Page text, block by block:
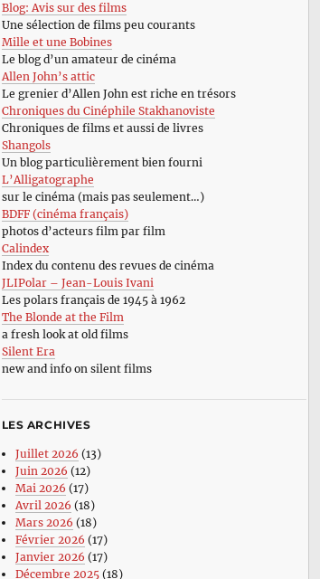
Blog: Avis sur des films
Une sélection de films peu courants
Mille et une Bobines
Le blog d’un amateur de cinéma
Allen John’s attic
Le grenier d’Allen John est riche en trésors
Chroniques du Cinéphile Stakhanoviste
Chroniques de films et aussi de livres
Shangols
Un blog particulièrement bien fourni
L’Alligatographe
sur le cinéma (mais pas seulement…)
BDFF (cinéma français)
photos d’acteurs film par film
Calindex
Index du contenu des revues de cinéma
JLIPolar – Jean-Louis Ivani
Les polars français de 1945 à 1962
The Blonde at the Film
a fresh look at old films
Silent Era
new and info on silent films
LES ARCHIVES
Juillet 2026 (13)
Juin 2026 (12)
Mai 2026 (17)
Avril 2026 (18)
Mars 2026 (18)
Février 2026 (17)
Janvier 2026 (17)
Décembre 2025(18)